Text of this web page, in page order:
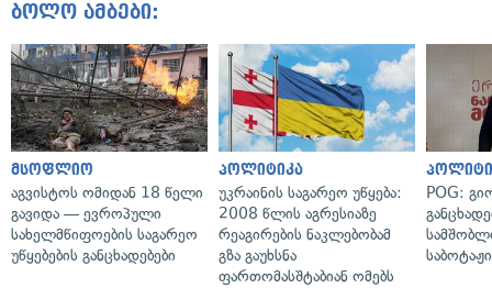
ბოლო ამბები:
მსოფლიო
აგვისტოს ომიდან 18 წელი
გავიდა — ევროპული
სახელმწიფოების საგარეო
უწყებების განცხადებები
პოლიტიკა
უკრაინის საგარეო უწყება:
2008 წლის აგრესიაზე
რეაგირების ნაკლებობამ
გზა გაუხსნა
ფართომასშტაბიან ომებს
POG: